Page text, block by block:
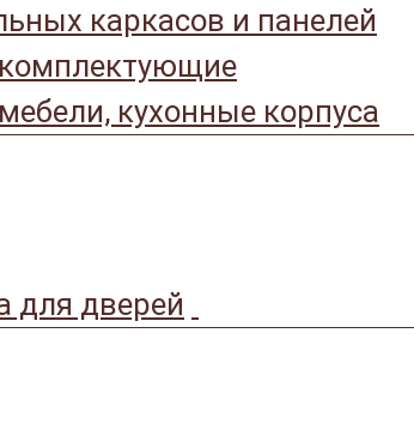
каркасов и панелей
кухонные корпуса
для дверей